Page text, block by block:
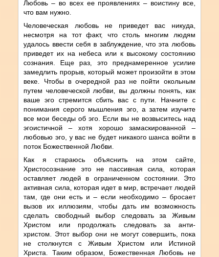
Любовь – во всех ее проявлениях – воистину все,
что вам нужно.
Человеческая любовь не приведет вас никуда,
несмотря на тот факт, что столь многим людям
удалось ввести себя в заблуждение, что эта любовь
приведет их на небеса или к высокому состоянию
сознания. Еще раз, это преднамеренное усилие
замедлить прорыв, который может произойти в этом
веке. Чтобы в очередной раз не пойти окольным
путем человеческой любви, вы должны понять, как
ваше эго стремится сбить вас с пути. Начните с
понимания серого мышления эго, а затем изучите
все мои беседы об эго. Если вы не возвыситесь над
эгоистичной – хотя хорошо замаскированной –
любовью эго, у вас не будет никакого шанса войти в
поток Божественной Любви.
Как я стараюсь объяснить на этом сайте,
Христосознание это не пассивная сила, которая
оставляет людей в ограниченном состоянии. Это
активная сила, которая идет в мир, встречает людей
там, где они есть и – если необходимо – бросает
вызов их иллюзиям, чтобы дать им возможность
сделать свободный выбор следовать за Живым
Христом или продолжать следовать за анти-
христом. Этот выбор они не могут совершить, пока
не столкнутся с Живым Христом или Истиной
Христа. Таким образом, Божественная Любовь не